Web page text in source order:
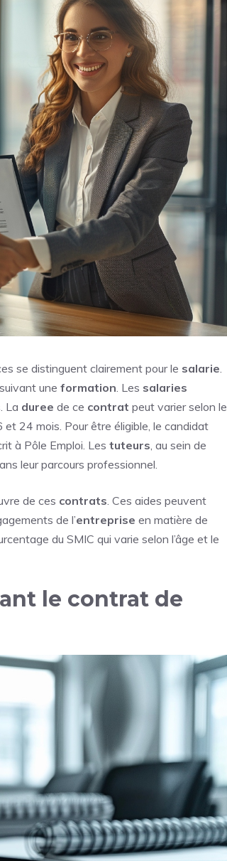
se distinguent clairement pour le salarie.
une formation. Les salaries
La duree de ce contrat peut varier selon le
24 mois. Pour être éligible, le candidat
à Pôle Emploi. Les tuteurs, au sein de
leur parcours professionnel.
de ces contrats. Ces aides peuvent
de l’entreprise en matière de
du SMIC qui varie selon l’âge et le
le contrat de